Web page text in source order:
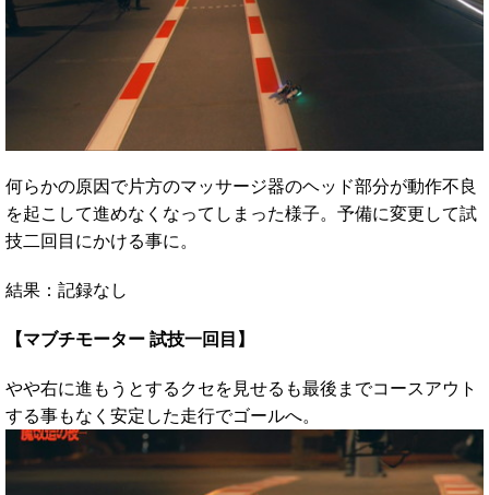
何らかの原因で片方のマッサージ器のヘッド部分が動作不良
を起こして進めなくなってしまった様子。予備に変更して試
技二回目にかける事に。
結果：記録なし
【マブチモーター 試技一回目】
やや右に進もうとするクセを見せるも最後までコースアウト
する事もなく安定した走行でゴールへ。